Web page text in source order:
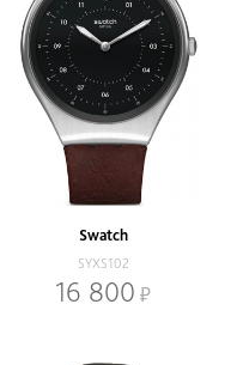
Swatch
SYXS102
16 800